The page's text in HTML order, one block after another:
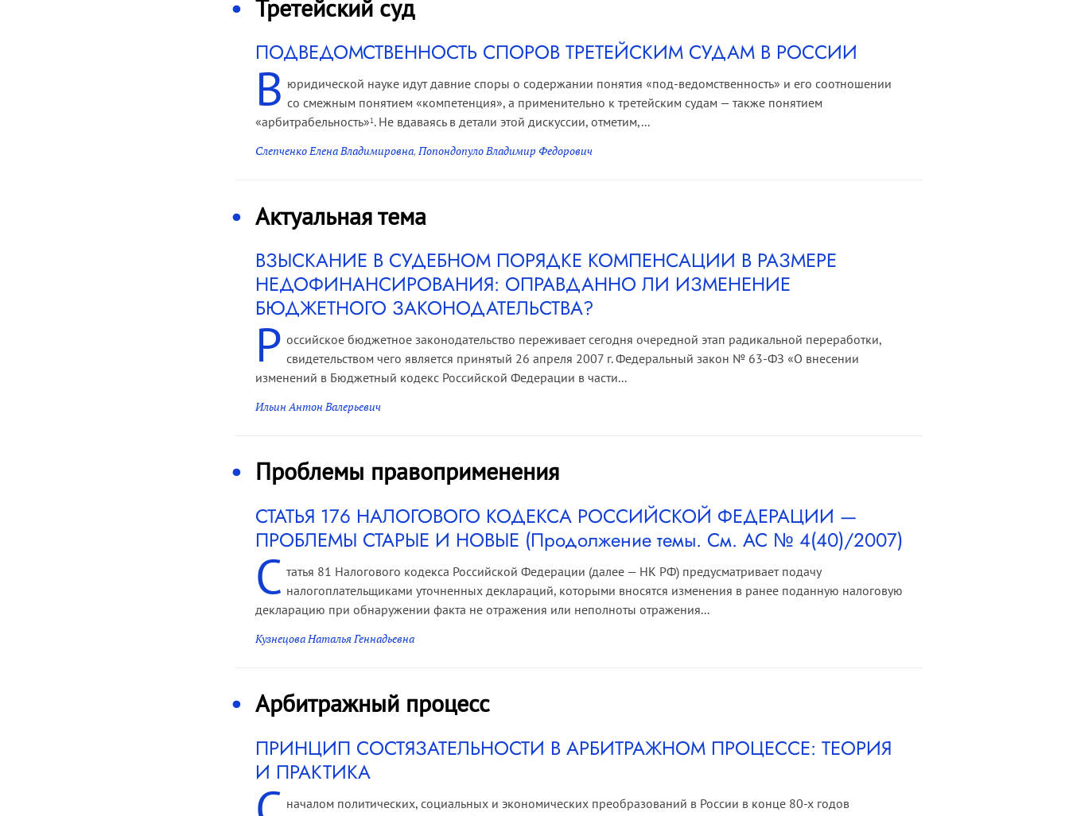
Третейский суд
ПОДВЕДОМСТВЕННОСТЬ СПОРОВ ТРЕТЕЙСКИМ СУДАМ В РОССИИ
В юридической науке идут давние споры о содержании понятия «под-ведомственность» и его соотношении
со смежным понятием «компетенция», а применительно к третейским судам — также понятием
«арбитрабельность»1. Не вдаваясь в детали этой дискуссии, отметим,...
Слепченко Елена Владимировна,Попондопуло Владимир Федорович
Актуальная тема
ВЗЫСКАНИЕ В СУДЕБНОМ ПОРЯДКЕ КОМПЕНСАЦИИ В РАЗМЕРЕ
НЕДОФИНАНСИРОВАНИЯ: ОПРАВДАННО ЛИ ИЗМЕНЕНИЕ
БЮДЖЕТНОГО ЗАКОНОДАТЕЛЬСТВА?
Р оссийское бюджетное законодательство переживает сегодня очередной этап радикальной переработки,
свидетельством чего является принятый 26 апреля 2007 г. Федеральный закон № 63-ФЗ «О внесении
изменений в Бюджетный кодекс Российской Федерации в части...
Ильин Антон Валерьевич
Проблемы правоприменения
СТАТЬЯ 176 НАЛОГОВОГО КОДЕКСА РОССИЙСКОЙ ФЕДЕРАЦИИ —
ПРОБЛЕМЫ СТАРЫЕ И НОВЫЕ (Продолжение темы. См. АС № 4(40)/2007)
С татья 81 Налогового кодекса Российской Федерации (далее — НК РФ) предусматривает подачу
налогоплательщиками уточненных деклараций, которыми вносятся изменения в ранее поданную налоговую
декларацию при обнаружении факта не отражения или неполноты отражения...
Кузнецова Наталья Геннадьевна
Арбитражный процесс
ПРИНЦИП СОСТЯЗАТЕЛЬНОСТИ В АРБИТРАЖНОМ ПРОЦЕССЕ: ТЕОРИЯ
И ПРАКТИКА
началом политических, социальных и экономических преобразований в России в конце 80-х годов